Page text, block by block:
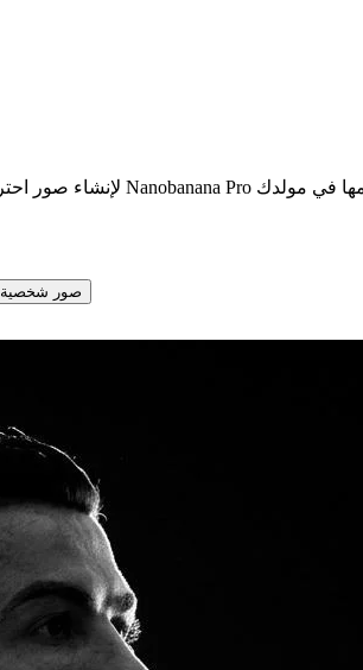
صور شخصية